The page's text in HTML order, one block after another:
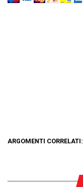
ARGOMENTI CORRELATI: